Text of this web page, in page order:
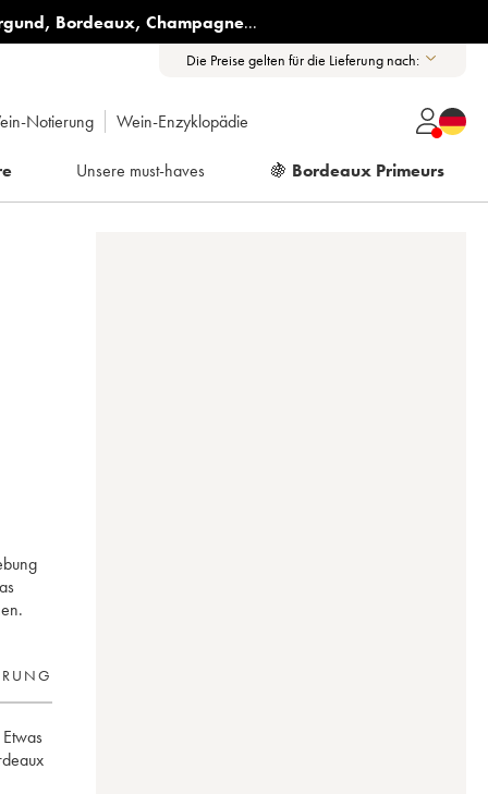
, Bordeaux, Champagne...
Die Preise gelten für die Lieferung nach:
Notierung Wein-Enzyklopädie
Unsere must-haves 🍇 Bordeaux Primeurs
Etwas